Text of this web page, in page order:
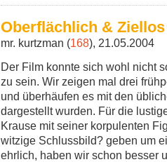
Oberflächlich & Ziellos
mr. kurtzman (168), 21.05.2004
Der Film konnte sich wohl nicht
zu sein. Wir zeigen mal drei
und überhäufen es mit den
dargestellt wurden. Für die
Krause mit seiner korpulenten
witzige Schlussbild? geben um
ehrlich, haben wir schon besser